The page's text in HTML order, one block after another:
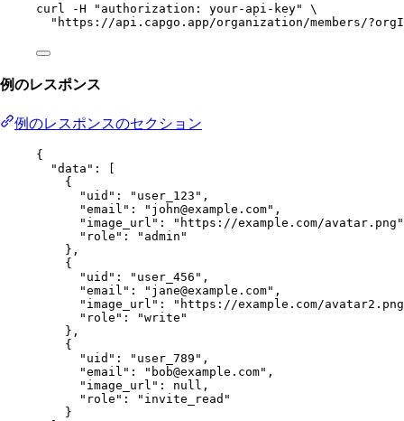
curl -H "authorization: your-api-key"
\
"https://api.capgo.app/organization/members/
例のレスポンス
例のレスポンスのセクション
{
"data" : [
{
"uid" : "user_123" ,
"email" : "john@example.com" ,
"image_url" :
"https://example.com/avatar.png"
"role" :
"admin"
},
{
"uid" : "user_456" ,
"email" : "jane@example.com" ,
"image_url" :
"https://example.com/
"role" :
"write"
},
{
"uid" : "user_789" ,
"email" : "bob@example.com" ,
"image_url" : null ,
"role" :
"invite_read"
}